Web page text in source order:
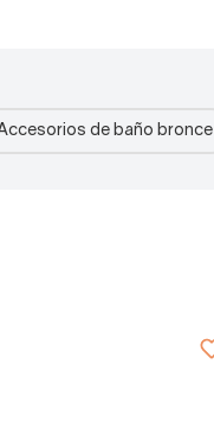
de baño bronce